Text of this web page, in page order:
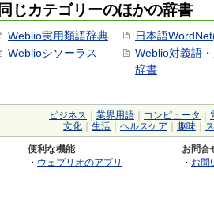
同じカテゴリーのほかの辞書
Weblio実用類語辞典
Weblioシソーラス
日本語
Weblio対義語
辞書
ビジネス 業界用語 コンピュータ
文化
生活 ヘルスケア 趣味
便利な機能
・ ウェブリオのアプリ
お問合
・ お問